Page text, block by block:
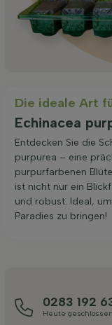
Die ideale Art
Echinacea
Entdecken Sie die
purpurea – eine
purpurfarbenen
ist nicht nur ein
und robust. Ideal,
Paradies zu bringen!
0283 192
Heute